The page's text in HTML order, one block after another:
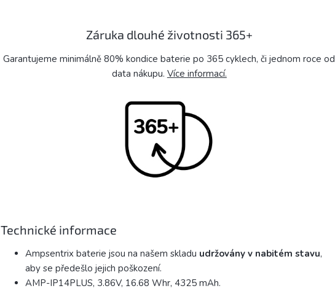
Záruka dlouhé životnosti 365+
Garantujeme minimálně 80% kondice baterie po 365 cyklech, či jednom roce od
data nákupu. Více informací.
Technické informace
Ampsentrix baterie jsou na našem skladu udržovány v nabitém stavu,
aby se předešlo jejich poškození.
AMP-IP14PLUS, 3.86V, 16.68 Whr, 4325 mAh.